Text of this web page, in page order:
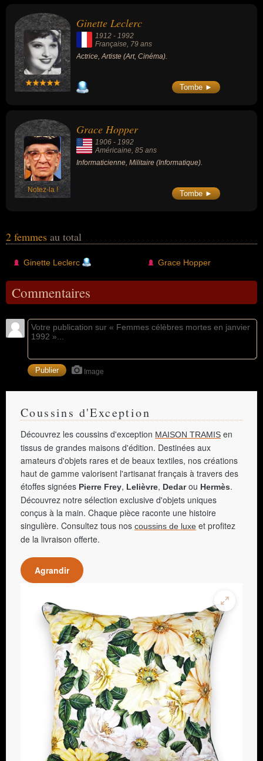
concerne leurs nationalités au moment de leurs morts, ils peuvent
avoir été française ou américaine par exemple.
Ginette Leclerc
1912 - 1992
Française, 79 ans
Actrice, Artiste (Art, Cinéma).
Tombe ►
Notez-la !
Grace Hopper
1906 - 1992
Américaine , 85 ans
Informaticienne, Militaire (Informatique).
Tombe ►
2 femmes au total
Ginette Leclerc Grace Hopper
Commentaires
Image
Coussins d'Exception
Découvrez les coussins d'exception MAISON TRAMIS en
tissus de grandes maisons d'édition. Destinées aux
amateurs d'objets rares et de beaux textiles, nos créations
haut de gamme valorisent l'artisanat français à travers des
étoffes signées Pierre Frey, Lelièvre, Dedarou Hermès.
Découvrez notre sélection exclusive d'objets uniques
conçus à la main. Chaque pièce raconte une histoire
singulière. Consultez tous nos coussins de luxe et profitez
de la livraison offerte.
Agrandir